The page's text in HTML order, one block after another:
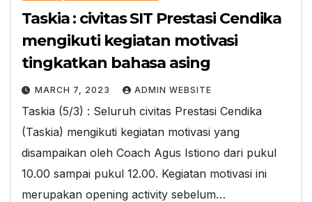
Taskia : civitas SIT Prestasi Cendika
mengikuti kegiatan motivasi
tingkatkan bahasa asing
MARCH 7, 2023 ADMIN WEBSITE
Taskia (5/3) : Seluruh civitas Prestasi Cendika
(Taskia) mengikuti kegiatan motivasi yang
disampaikan oleh Coach Agus Istiono dari pukul
10.00 sampai pukul 12.00. Kegiatan motivasi ini
merupakan opening activity sebelum…